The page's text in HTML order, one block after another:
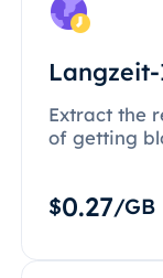
Extract the
of getting
$0.27/GB